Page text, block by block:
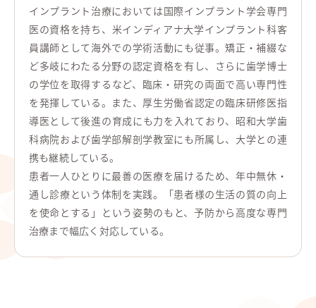
インプラント治療においては国際インプラント学会専門
医の資格を持ち、米インディアナ大学インプラント科客
員講師として海外での学術活動にも従事。矯正・補綴な
ど多岐にわたる分野の認定資格を有し、さらに歯学博士
の学位を取得するなど、臨床・研究の両面で高い専門性
を発揮している。また、厚生労働省認定の臨床研修医指
導医として後進の育成にも力を入れており、昭和大学歯
科病院および歯学部解剖学教室にも所属し、大学との連
携も継続している。
患者一人ひとりに最善の医療を届けるため、年中無休・
通し診療という体制を実践。「患者様の生活の質の向上
を使命とする」という姿勢のもと、予防から高度な専門
治療まで幅広く対応している。